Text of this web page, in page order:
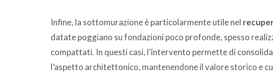
Infine, la sottomurazione è particolarmente utile nel
datate poggiano su fondazioni poco profonde, spesso
compattati. In questi casi, l’intervento permette di
l’aspetto architettonico, mantenendone il valore storico e